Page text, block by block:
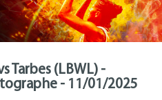
Tarbes (LBWL) -
- 11/01/2025